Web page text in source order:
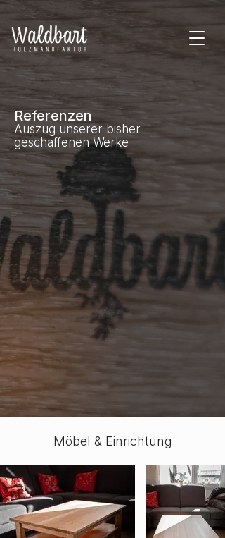
Referenzen
Auszug unserer bisher
geschaffenen Werke
Möbel & Einrichtung